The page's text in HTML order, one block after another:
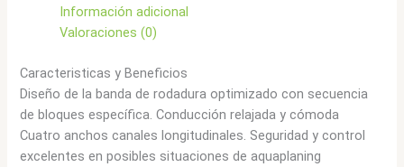
Información adicional
Valoraciones (0)
Caracteristicas y Beneficios
Diseño de la banda de rodadura optimizado con secuencia
de bloques específica. Conducción relajada y cómoda
Cuatro anchos canales longitudinales. Seguridad y control
excelentes en posibles situaciones de aquaplaning